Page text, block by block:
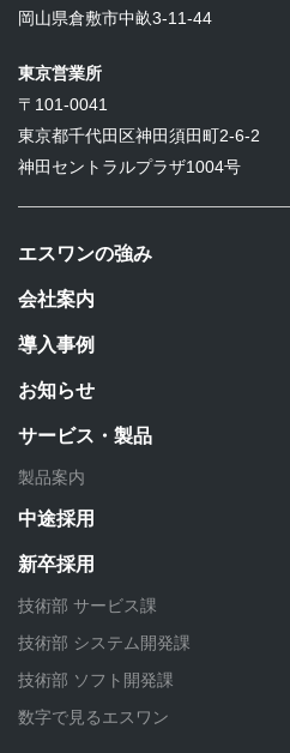
岡山県倉敷市中畝3-11-44
東京営業所
〒101-0041
東京都千代田区神田須田町2-6-2
神田セントラルプラザ1004号
エスワンの強み
会社案内
導入事例
お知らせ
サービス・製品
製品案内
中途採用
新卒採用
技術部 サービス課
技術部 システム開発課
技術部 ソフト開発課
数字で見るエスワン